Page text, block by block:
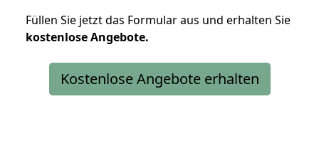
Füllen Sie jetzt das Formular aus und erhalten Sie
kostenloseAngebote.
Kostenlose Angebote erhalten